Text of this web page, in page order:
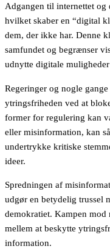
Adgangen til internettet
hvilket skaber en “digital
dem, der ikke har. Denne
samfundet og begrænser
udnytte digitale
Regeringer og nogle
ytringsfriheden ved at
former for regulering kan
eller misinformation, kan
undertrykke kritiske
ideer.
Spredningen af
udgør en betydelig trussel
demokratiet. Kampen
mellem at beskytte
information.